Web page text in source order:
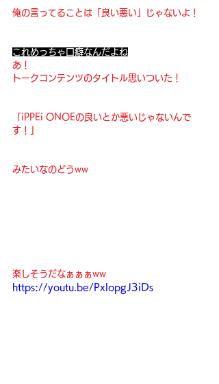
俺の言ってることは「良い悪い」じゃないよ！
これめっちゃ口癖なんだよね
あ！
トークコンテンツのタイトル思いついた！
「iPPEi ONOEの良いとか悪いじゃないんで
す！」
みたいなのどうww
楽しそうだなぁぁぁww
https://youtu.be/PxlopgJ3iDs